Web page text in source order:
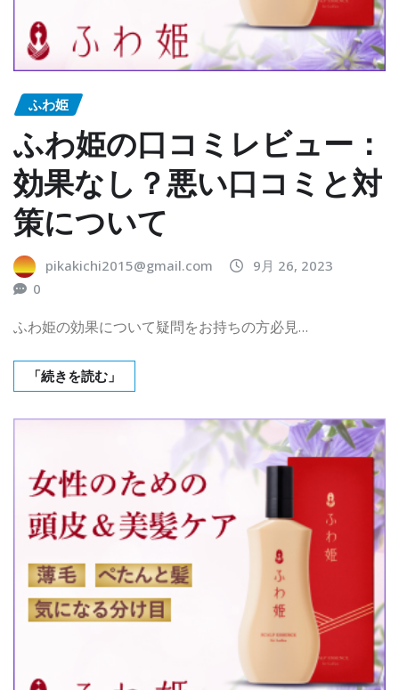
ふわ姫
ふわ姫の口コミレビュー：
効果なし？悪い口コミと対
策について
pikakichi2015@gmail.com
9月 26, 2023
0
ふわ姫の効果について疑問をお持ちの方必見…
「続きを読む」